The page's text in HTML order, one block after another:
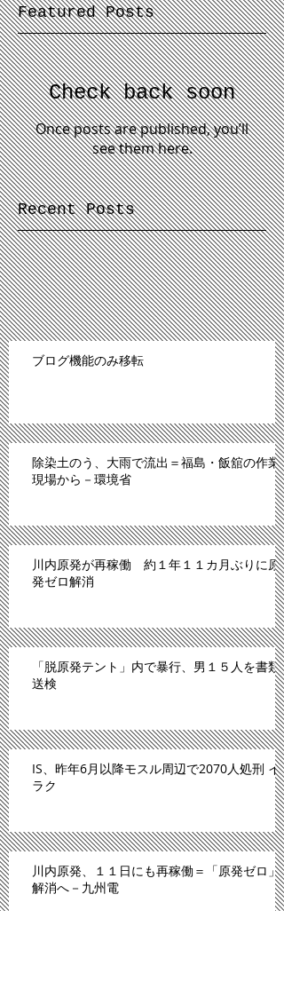
Featured Posts
Check back soon
Once posts are published, you’ll
see them here.
Recent Posts
ブログ機能のみ移転
除染土のう、大雨で流出＝福島・飯舘の作業
現場から－環境省
川内原発が再稼働 約１年１１カ月ぶりに原
発ゼロ解消
「脱原発テント」内で暴行、男１５人を書類
送検
IS、昨年6月以降モスル周辺で2070人処刑 イ
ラク
川内原発、１１日にも再稼働＝「原発ゼロ」
解消へ－九州電